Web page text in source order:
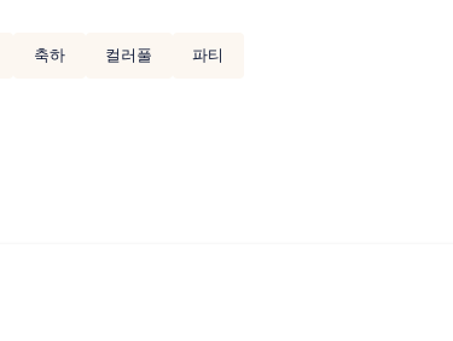
축하 컬러풀
파티